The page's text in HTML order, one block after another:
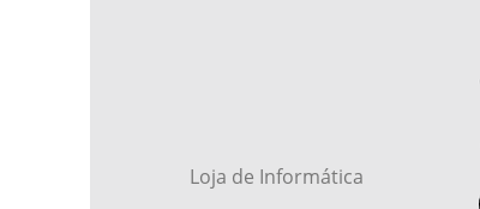
Loja de Informática